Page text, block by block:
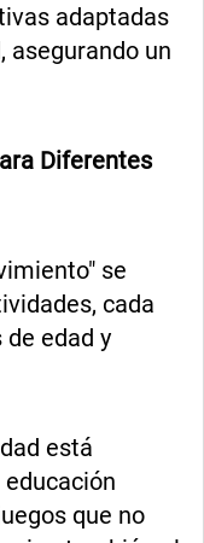
adaptadas
asegurando un
Diferentes
se
cada
edad y
está
que no